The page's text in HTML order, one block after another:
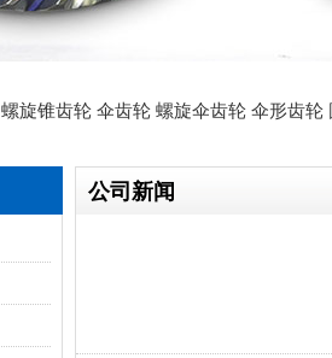
螺旋锥齿轮 伞齿轮 螺旋伞齿轮 伞形齿轮
公司新闻